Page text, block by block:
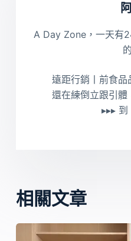
A Day Zone，一天有
遠距行銷丨前食
還在練倒立跟引
▸▸▸
相關文章